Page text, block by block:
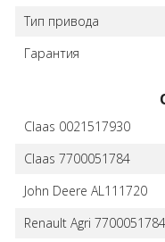
Тип привода
Гарантия
Claas 0021517930
Claas 7700051784
John Deere AL111720
Renault Agri 7700051784